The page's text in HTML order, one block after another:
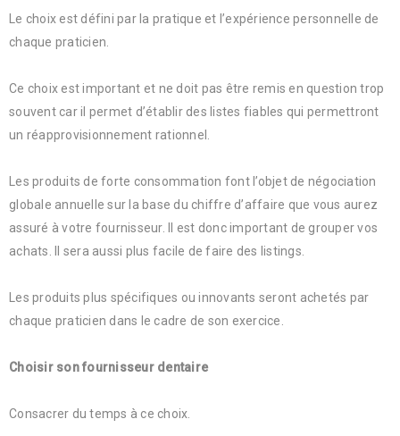
Le choix est défini par la pratique et l’expérience personnelle de
chaque praticien.
Ce choix est important et ne doit pas être remis en question trop
souvent car il permet d’établir des listes fiables qui permettront
un réapprovisionnement rationnel.
Les produits de forte consommation font l’objet de négociation
globale annuelle sur la base du chiffre d’affaire que vous aurez
assuré à votre fournisseur. Il est donc important de grouper vos
achats. Il sera aussi plus facile de faire des listings.
Les produits plus spécifiques ou innovants seront achetés par
chaque praticien dans le cadre de son exercice.
Choisir son fournisseur dentaire
Consacrer du temps à ce choix.